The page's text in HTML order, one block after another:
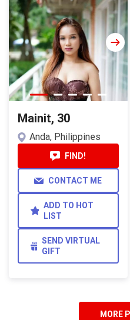
Mainit, 30
Anda, Philippines
FIND!
CONTACT ME
ADD TO HOT
LIST
SEND VIRTUAL
GIFT
MORE